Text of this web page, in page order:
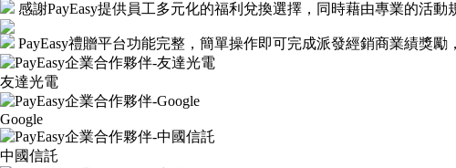
感謝PayEasy提供員工多元化的福利兌換選擇，同時藉由專業的活
PayEasy禮贈平台功能完整，簡單操作即可完成派發經銷商業績獎
友達光電
Google
中國信託